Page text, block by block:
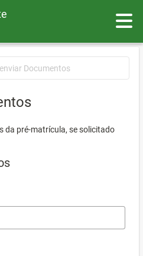
Documentos
da pré-matrícula, se solicitado